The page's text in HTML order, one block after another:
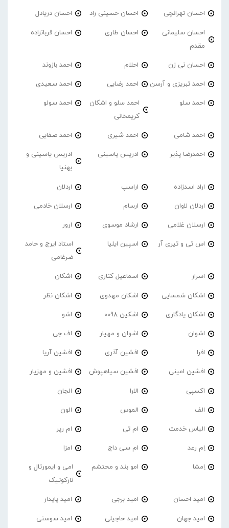
احسان تهرانچی احسان حسینی راد احسان دریادل
احسان سلیمانی
مقدم
احسان طاری احسان قربانزاده
احسان نی زن احلام احمد بازوند
احمد تبریزی و آرسن احمد‌ رضایی احمد سعیدی
احمد سلو
احمد سلو و اشکان
کریمخانی
احمد سولو
احمد شامی احمد شیری احمد صفایی
احمدرضا پذیر ادریس یاسینی
ادریس یاسینی و
بهنیا
اراد اسدزاده اراسپ اردلان
اردلان لاوان ارسام ارسلان خادمی
ارسلان غلامی ارشاد موسوی ارور
اس تی و تیری آر اسپین ایلیا
استاد ایرج و حامد
ضرغامی
اسرار اسماعیل کناری اشکان
اشکان شمسایی اشکان مهدوی اشکان نظر
اشکان یادگاری اشکین 0098 اشو
اشوان اشوان و مهیار اف جی
افرا افشین آذری افشین آریا
افشین امینی افشین سیاهپوش افشین و مهزیار
اکسپی الارا الجان
الف الموس الون
الیاس خدمت ام تی ام رپر
اِم رعد ام سی داج امزا
اِمشا امو بند و محتشم
امی و ایمورتال و
نارکوتیک
امید احسان امید برجی امید پایدار
امید جهان امید حاجیلی امید سوسنی